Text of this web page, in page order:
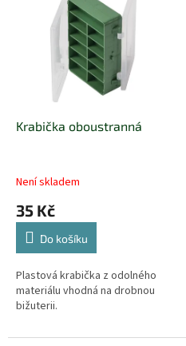
Krabička oboustranná
Není skladem
35 Kč
Do košíku
Plastová krabička z odolného
materiálu vhodná na drobnou
bižuterii.